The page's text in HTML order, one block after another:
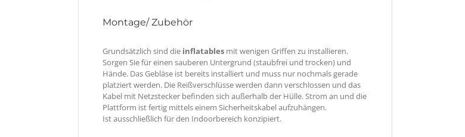
Montage/ Zubehör
Grundsätzlich sind die inflatables mit wenigen Griffen zu installieren.
Sorgen Sie für einen sauberen Untergrund (staubfrei und trocken) und
Hände. Das Gebläse ist bereits installiert und muss nur nochmals gerade
platziert werden. Die Reißverschlüsse werden dann verschlossen und das
Kabel mit Netzstecker befinden sich außerhalb der Hülle. Strom an und die
Plattform ist fertig mittels einem Sicherheitskabel aufzuhängen.
Ist ausschließlich für den Indoorbereich konzipiert.